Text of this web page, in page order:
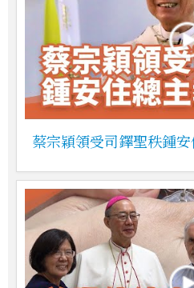
蔡宗穎領受司鐸聖秩鍾